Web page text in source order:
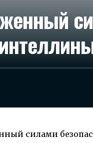
силами